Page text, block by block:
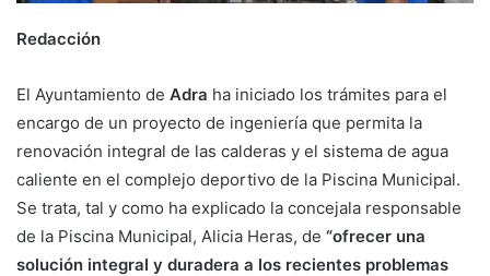
Redacción
El Ayuntamiento de Adra ha iniciado los trámites para el
encargo de un proyecto de ingeniería que permita la
renovación integral de las calderas y el sistema de agua
caliente en el complejo deportivo de la Piscina Municipal.
Se trata, tal y como ha explicado la concejala responsable
de la Piscina Municipal, Alicia Heras, de “ofrecer una
solución integral y duradera a los recientes problemas